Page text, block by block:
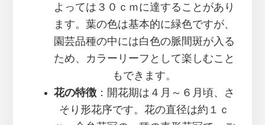
よっては３０ｃｍに達することがあり
ます。葉の色は基本的に緑色ですが、
園芸品種の中には白色の脈間斑が入る
ため、カラーリーフとして楽しむこと
もできます。
花の特徴 ：開花期は４月～６月頃、さ
そり形花序です。花の直径は約１ｃ